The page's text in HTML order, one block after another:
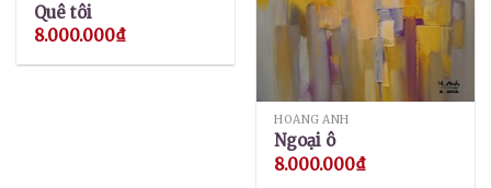
Quê tôi
8.000.000₫
HOÀNG ANH
Ngoại ô
8.000.000₫